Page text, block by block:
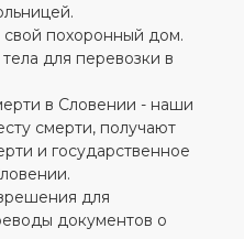
свой похоронный дом.
для перевозки в
в Словении - наши
смерти, получают
и государственное
для
документов о